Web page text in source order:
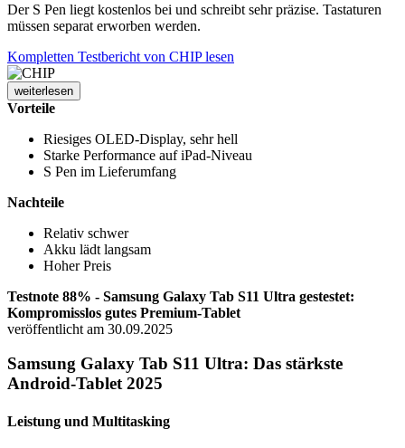
Der S Pen liegt kostenlos bei und schreibt sehr präzise. Tastaturen
müssen separat erworben werden.
Kompletten Testbericht von CHIP lesen
weiterlesen
Vorteile
Riesiges OLED-Display, sehr hell
Starke Performance auf iPad-Niveau
S Pen im Lieferumfang
Nachteile
Relativ schwer
Akku lädt langsam
Hoher Preis
Testnote 88% - Samsung Galaxy Tab S11 Ultra gestestet:
Kompromisslos gutes Premium-Tablet
veröffentlicht am 30.09.2025
Samsung Galaxy Tab S11 Ultra: Das stärkste
Android-Tablet 2025
Leistung und Multitasking